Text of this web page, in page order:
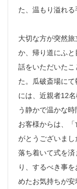
た、温もり溢れ
大切な方が突然
か、帰り道にふ
話をいただいた
た。瓜破斎場に
には、近親者12
う静かで温かな時
お客様からは、
がとうございま
落ち着いて式を
り、するべき事
めたお気持ちが